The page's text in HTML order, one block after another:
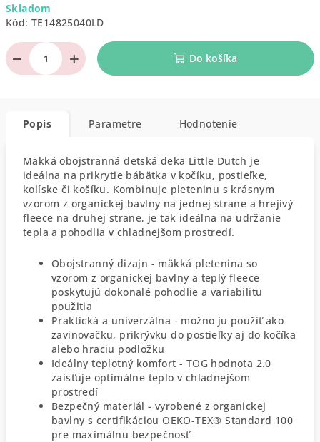
cena:
Skladom
Kód: TE14825040LD
+
− Do košíka
Popis Parametre Hodnotenie
Mäkká obojstranná detská deka Little Dutch je
ideálna na prikrytie bábätka v kočíku, postieľke,
kolíske či košíku. Kombinuje pleteninu s krásnym
vzorom z organickej bavlny na jednej strane a hrejivý
fleece na druhej strane, je tak ideálna na udržanie
tepla a pohodlia v chladnejšom prostredí.
Obojstranný dizajn - mäkká pletenina so
vzorom z organickej bavlny a teplý fleece
poskytujú dokonalé pohodlie a variabilitu
použitia
Praktická a univerzálna - možno ju použiť ako
zavinovačku, prikrývku do postieľky aj do kočíka
alebo hraciu podložku
Ideálny teplotný komfort - TOG hodnota 2.0
zaisťuje optimálne teplo v chladnejšom
prostredí
Bezpečný materiál - vyrobené z organickej
bavlny s certifikáciou OEKO-TEX® Standard 100
pre maximálnu bezpečnosť